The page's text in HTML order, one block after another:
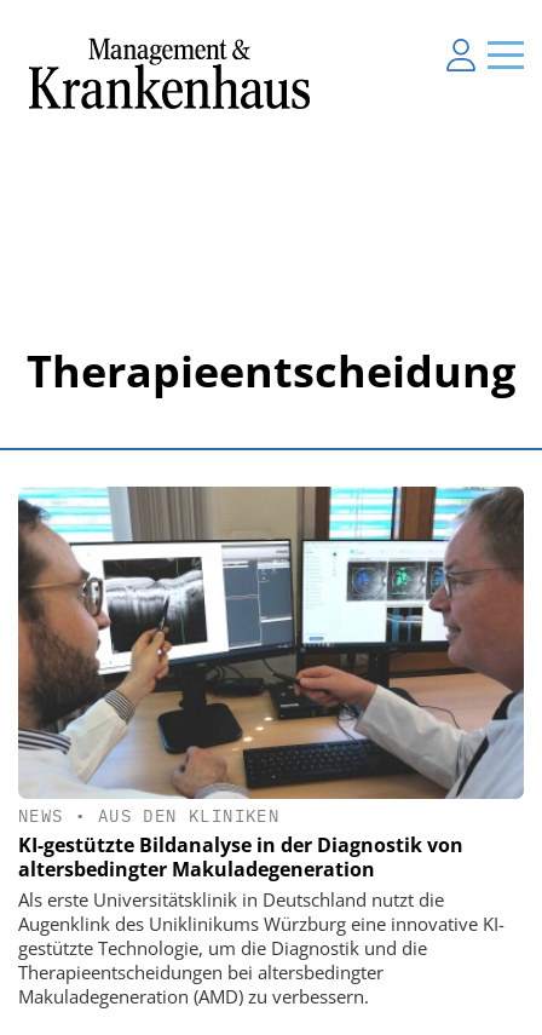
Therapieentscheidung
NEWS • AUS DEN KLINIKEN
KI-gestützte Bildanalyse in der Diagnostik von
altersbedingter Makuladegeneration
Als erste Universitätsklinik in Deutschland nutzt die
Augenklink des Uniklinikums Würzburg eine innovative KI-
gestützte Technologie, um die Diagnostik und die
Therapieentscheidungen bei altersbedingter
Makuladegeneration (AMD) zu verbessern.